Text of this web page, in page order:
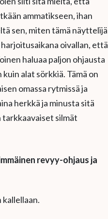
ammatikseen, ihan
sen, miten tämä näyttelijä
oivallan, että
haluaa paljon ohjausta
alat sörkkiä. Tämä on
omassa rytmissä ja
herkkä ja minusta sitä
silmät
revyy-ohjaus ja
kallellaan.